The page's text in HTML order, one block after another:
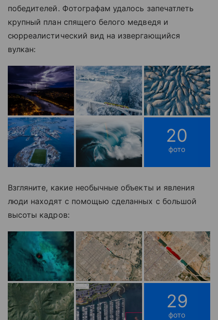
победителей. Фотографам удалось запечатлеть
крупный план спящего белого медведя и
сюрреалистический вид на извергающийся
вулкан:
20
фото
Взгляните, какие необычные объекты и явления
люди находят с помощью сделанных с большой
высоты кадров:
29
фото